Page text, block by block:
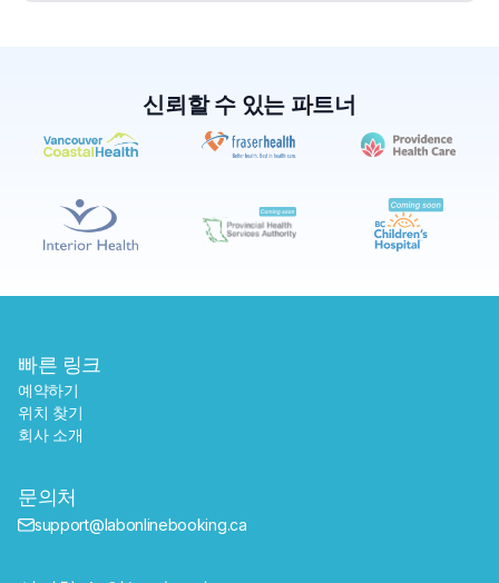
신뢰할 수 있는 파트너
빠른 링크
예약하기
위치 찾기
회사 소개
문의처
support@labonlinebooking.ca
✕